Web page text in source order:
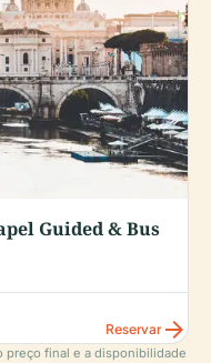
Guided & Bus
Reservararrow_forward
final e a disponibilidade